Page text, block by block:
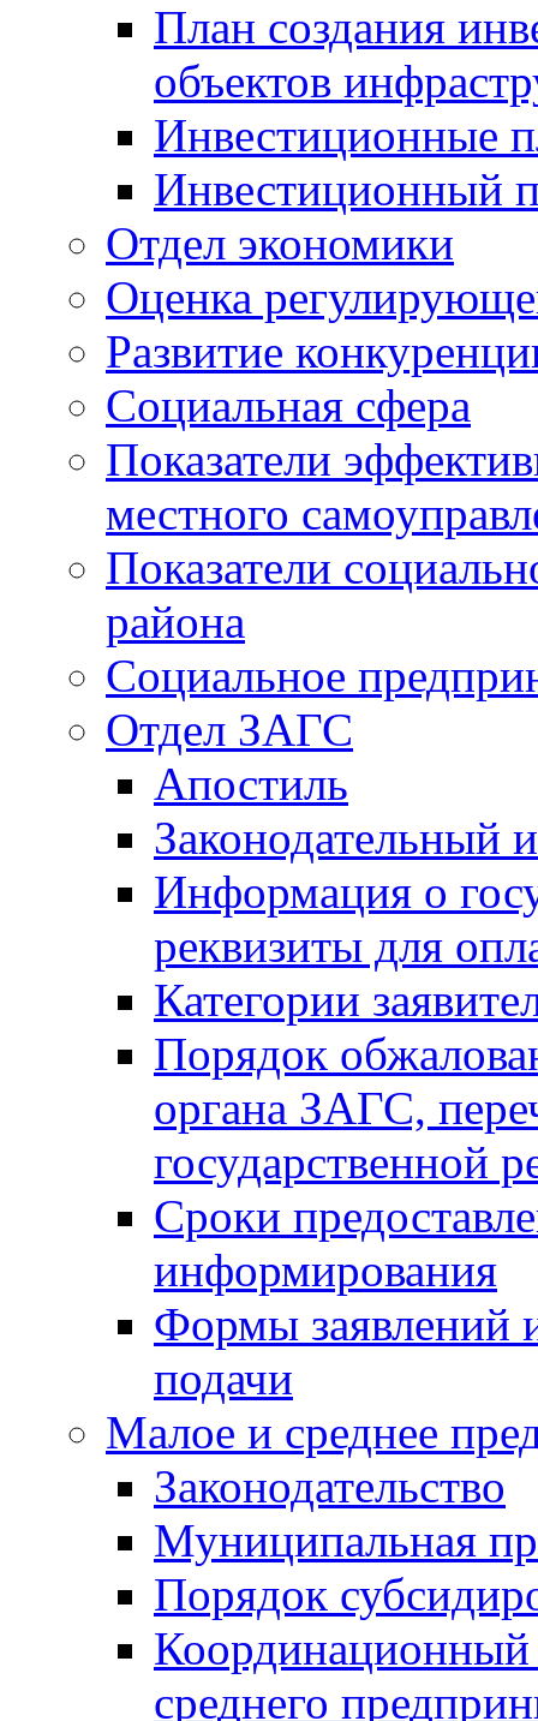
План создания
объектов
Инвестиционные
Инвестиционный
Отдел экономики
Оценка
Развитие
Социальная сфера
Показатели
местного
Показатели
района
Социальное
Отдел ЗАГС
Апостиль
Законодательный
Информация о
реквизиты для
Категории
Порядок
органа ЗАГС,
государственной
Сроки
информирования
Формы заявлений
подачи
Малое и среднее
Законодательство
Муниципальная
Порядок
Координационный
среднего